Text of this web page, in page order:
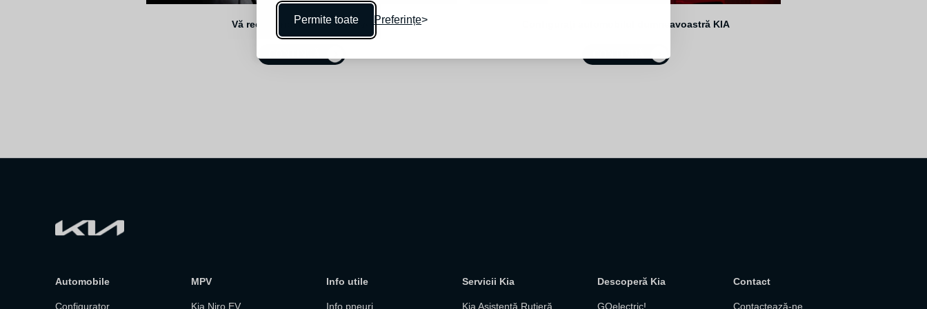
Permite toate Preferințe
Vă recomandăm un Test drive Configurați automobilul dumneavoastră KIA
Automobile
Configurator
MPV
Kia Niro EV
Info utile
Info pneuri
Servicii Kia
Kia Asistență Rutieră
Descoperă Kia
GOelectric!
Contact
Contactează-ne